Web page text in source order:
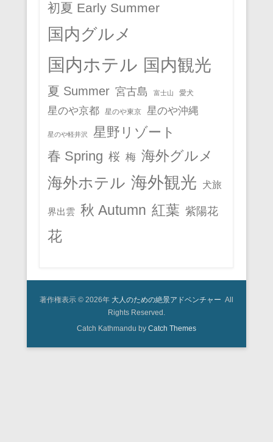
初夏 Early Summer
国内グルメ
国内ホテル 国内観光
夏 Summer 宮古島 富士山 愛犬
星のや京都 星のや東京 星のや沖縄
星のや軽井沢
星野リゾート
春 Spring 桜 梅 海外グルメ
海外ホテル 海外観光 犬旅
界出雲 秋 Autumn 紅葉 紫陽花
花
著作権表示 © 2026年 大人のための絶景アドベンチャー All
Rights Reserved.
Catch Kathmandu by Catch Themes